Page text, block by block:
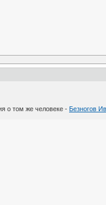
о том же человеке - Безногов